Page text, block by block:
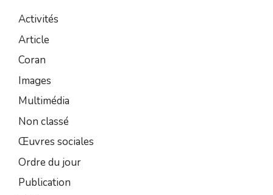
Activités
Article
Coran
Images
Multimédia
Non classé
Œuvres sociales
Ordre du jour
Publication